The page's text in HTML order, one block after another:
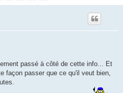
passé à côté de cette info... Et
façon passer que ce qu'il veut bien,